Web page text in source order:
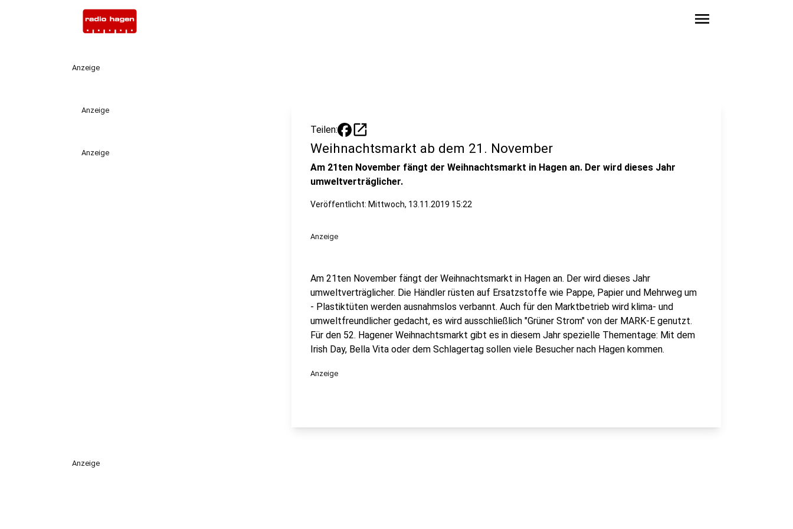
menu
Anzeige
Anzeige
Anzeige
Teilen: open_in_new
Weihnachtsmarkt ab dem 21. November
Am 21ten November fängt der Weihnachtsmarkt in Hagen an. Der wird dieses Jahr
umweltverträglicher.
Veröffentlicht: Mittwoch, 13.11.2019 15:22
Anzeige
Am 21ten November fängt der Weihnachtsmarkt in Hagen an. Der wird dieses Jahr
umweltverträglicher. Die Händler rüsten auf Ersatzstoffe wie Pappe, Papier und Mehrweg um
- Plastiktüten werden ausnahmslos verbannt. Auch für den Marktbetrieb wird klima- und
umweltfreundlicher gedacht, es wird ausschließlich "Grüner Strom" von der MARK-E genutzt.
Für den 52. Hagener Weihnachtsmarkt gibt es in diesem Jahr spezielle Thementage: Mit dem
Irish Day, Bella Vita oder dem Schlagertag sollen viele Besucher nach Hagen kommen.
Anzeige
Anzeige